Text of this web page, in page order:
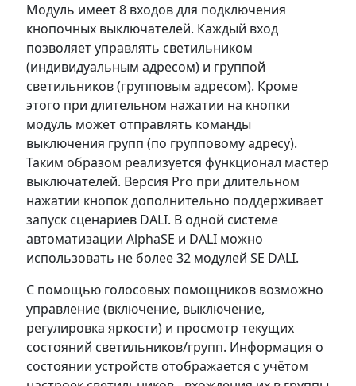
Модуль имеет 8 входов для подключения
кнопочных выключателей. Каждый вход
позволяет управлять светильником
(индивидуальным адресом) и группой
светильников (групповым адресом). Кроме
этого при длительном нажатии на кнопки
модуль может отправлять команды
выключения групп (по групповому адресу).
Таким образом реализуется функционал мастер
выключателей. Версия Pro при длительном
нажатии кнопок дополнительно поддерживает
запуск сценариев DALI. В одной системе
автоматизации AlphaSE и DALI можно
использовать не более 32 модулей SE DALI.
С помощью голосовых помощников возможно
управление (включение, выключение,
регулировка яркости) и просмотр текущих
состояний светильников/групп. Информация о
состоянии устройств отображается с учётом